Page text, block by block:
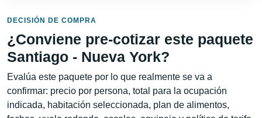
DECISIÓN DE COMPRA
¿Conviene pre-cotizar este paquete
Santiago - Nueva York?
Evalúa este paquete por lo que realmente se va a
confirmar: precio por persona, total para la ocupación
indicada, habitación seleccionada, plan de alimentos,